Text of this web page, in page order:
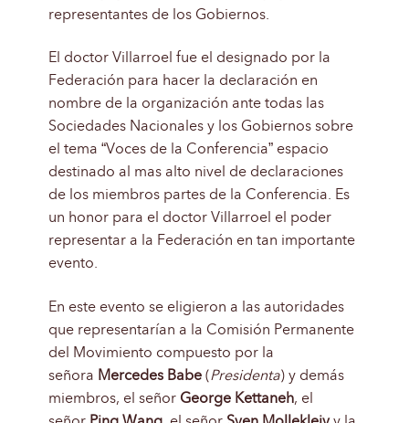
representantes de los Gobiernos.
El doctor Villarroel fue el designado por la
Federación para hacer la declaración en
nombre de la organización ante todas las
Sociedades Nacionales y los Gobiernos sobre
el tema “Voces de la Conferencia” espacio
destinado al mas alto nivel de declaraciones
de los miembros partes de la Conferencia. Es
un honor para el doctor Villarroel el poder
representar a la Federación en tan importante
evento.
En este evento se eligieron a las autoridades
que representarían a la Comisión Permanente
del Movimiento compuesto por la
señora Mercedes Babe (Presidenta) y demás
miembros, el señor George Kettaneh, el